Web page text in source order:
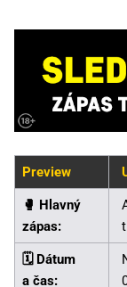
Preview
🥊️ Hlavný
zápas:
🗓️ Dátum
a čas: